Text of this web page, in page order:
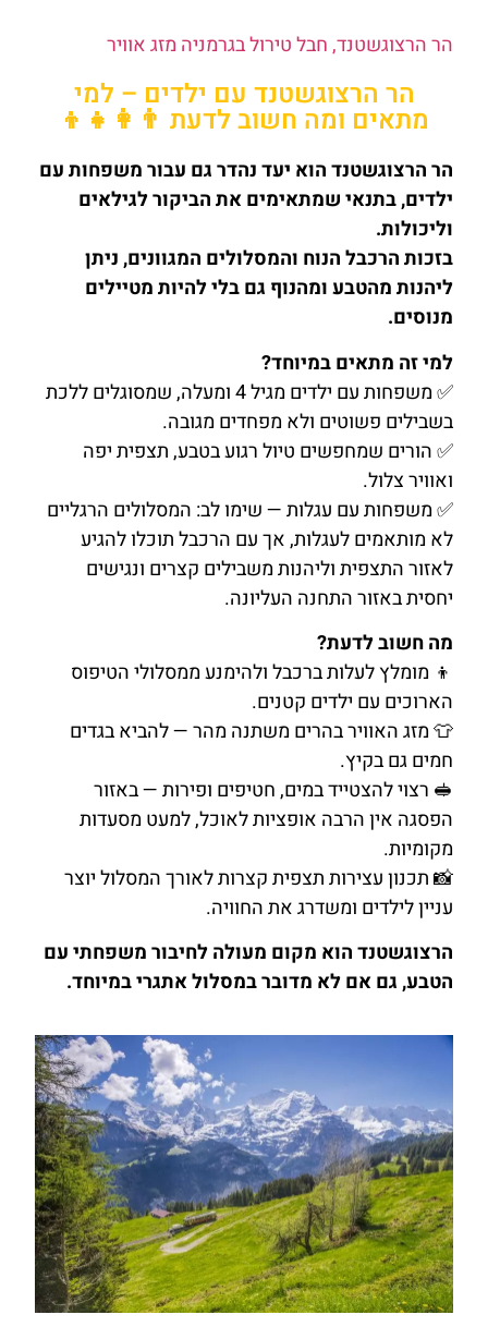
הר הרצוגשטנד, חבל טירול בגרמניה מזג אוויר
הר הרצוגשטנד עם ילדים – למי
מתאים ומה חשוב לדעת 👨‍👩‍👧‍👦
הר הרצוגשטנד הוא יעד נהדר גם עבור משפחות עם
ילדים, בתנאי שמתאימים את הביקור לגילאים
וליכולות.
בזכות הרכבל הנוח והמסלולים המגוונים, ניתן
ליהנות מהטבע ומהנוף גם בלי להיות מטיילים
מנוסים.
למי זה מתאים במיוחד?
✅ משפחות עם ילדים מגיל 4 ומעלה, שמסוגלים ללכת
בשבילים פשוטים ולא מפחדים מגובה.
✅ הורים שמחפשים טיול רגוע בטבע, תצפית יפה
ואוויר צלול.
✅ משפחות עם עגלות — שימו לב: המסלולים הרגליים
לא מותאמים לעגלות, אך עם הרכבל תוכלו להגיע
לאזור התצפית וליהנות משבילים קצרים ונגישים
יחסית באזור התחנה העליונה.
מה חשוב לדעת?
👦 מומלץ לעלות ברכבל ולהימנע ממסלולי הטיפוס
הארוכים עם ילדים קטנים.
👕 מזג האוויר בהרים משתנה מהר — להביא בגדים
חמים גם בקיץ.
🥪 רצוי להצטייד במים, חטיפים ופירות — באזור
הפסגה אין הרבה אופציות לאוכל, למעט מסעדות
מקומיות.
📸 תכנון עצירות תצפית קצרות לאורך המסלול יוצר
עניין לילדים ומשדרג את החוויה.
הרצוגשטנד הוא מקום מעולה לחיבור משפחתי עם
הטבע, גם אם לא מדובר במסלול אתגרי במיוחד.